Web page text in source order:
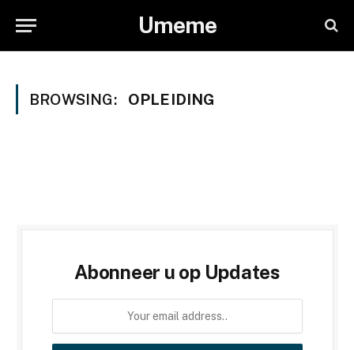
Umeme
BROWSING: OPLEIDING
Abonneer u op Updates